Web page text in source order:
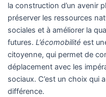
la construction d’un avenir
préserver les ressources
sociales et à améliorer la
futures. L’écomobilité est
citoyenne, qui permet de
déplacement avec les
sociaux. C’est un choix qui
différence.